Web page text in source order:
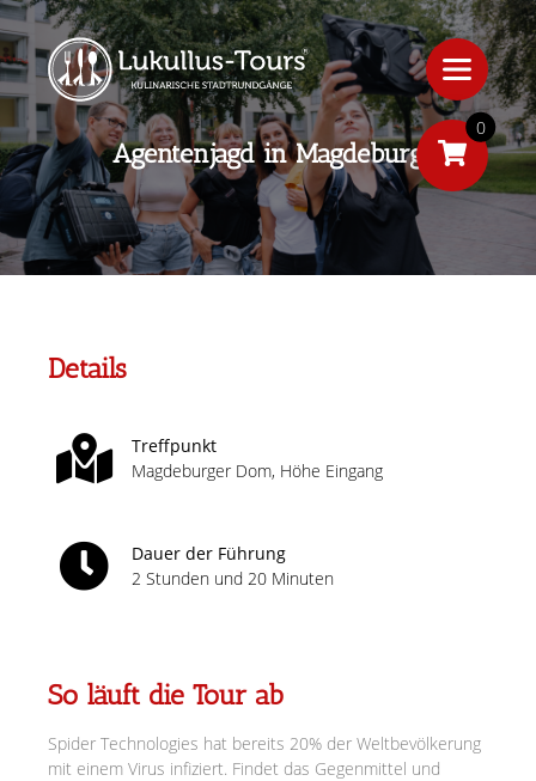
Agentenjagd in Magdeburg
Details
Treffpunkt
Magdeburger Dom, Höhe Eingang
Dauer der Führung
2 Stunden und 20 Minuten
So läuft die Tour ab
Spider Technologies hat bereits 20% der Weltbevölkerung
mit einem Virus infiziert. Findet das Gegenmittel und
0